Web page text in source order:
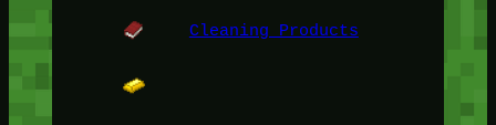
Cleaning Products